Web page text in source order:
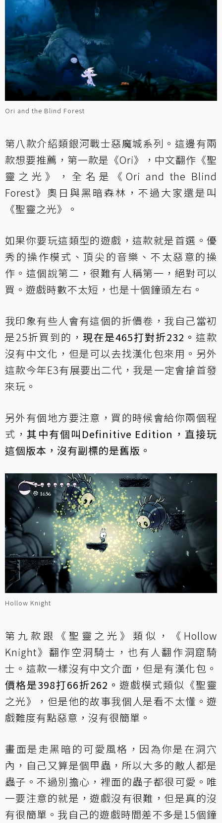
Ori and the Blind Forest
第八款介紹類銀河戰士惡魔城系列。這邊有兩
款想要推薦，第一款是《Ori》，中文翻作《聖
靈之光》，全名是《Ori and the Blind
Forest》奧日與黑暗森林，不過大家還是叫
《聖靈之光》。
如果你要玩這類型的遊戲，這款就是首選。優
秀的操作模式、頂尖的音樂、不太惡意的操
作。這個說第二，很難有人稱第一，絕對可以
買。遊戲時數不太短，也是十個鐘頭左右。
我印象有些人會有這個的折價卷，我自己當初
是25折買到的， 現在是465打對折232。 這款
沒有中文化，但是可以去找漢化包來用。另外
這款今年E3有展要出二代，我是一定會搶首發
來玩。
另外有個地方要注意，買的時候會給你兩個程
式，其中有個叫Definitive Edition，直接玩
這個版本，沒有副標的是舊版。
Hollow Knight
第九款跟《聖靈之光》類似，《Hollow
Knight》翻作空洞騎士，也有人翻作洞窟騎
士。這款一樣沒有中文介面，但是有漢化包。
價格是398打66折262。 遊戲模式類似《聖靈
之光》，但是他的故事我個人是看不太懂。遊
戲難度有點惡意，沒有很簡單。
畫面是走黑暗的可愛風格，因為你是在洞穴
內，自己又算是個甲蟲，所以大多的敵人都是
蟲子。不過別擔心，裡面的蟲子都很可愛。唯
一要注意的就是，遊戲沒有很難，但是真的沒
有很簡單。我自己的遊戲時間差不多是15個鐘